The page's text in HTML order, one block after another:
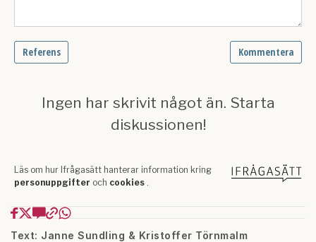
Text: Janne Sundling & Kristoffer Törnmalm